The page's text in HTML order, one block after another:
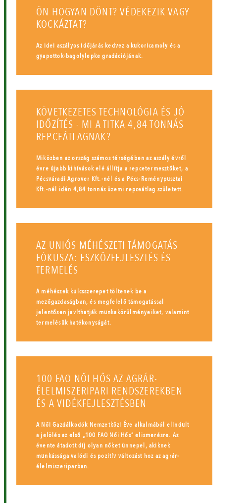
ÖN HOGYAN DÖNT? VÉDEKEZIK VAGY
KOCKÁZTAT?
Az idei aszályos időjárás kedvez a kukoricamoly és a
gyapottok-bagolylepke gradációjának.
KÖVETKEZETES TECHNOLÓGIA ÉS JÓ
IDŐZÍTÉS - MI A TITKA 4,84 TONNÁS
REPCEÁTLAGNAK?
Miközben az ország számos térségében az aszály évről
évre újabb kihívások elé állítja a repcetermesztőket, a
Pécsváradi Agrover Kft.-nél és a Pécs-Reménypusztai
Kft.-nél idén 4,84 tonnás üzemi repceátlag született.
AZ UNIÓS MÉHÉSZETI TÁMOGATÁS
FÓKUSZA: ESZKÖZFEJLESZTÉS ÉS
TERMELÉS
A méhészek kulcsszerepet töltenek be a
mezőgazdaságban, és megfelelő támogatással
jelentősen javíthatják munkakörülményeiket, valamint
termelésük hatékonyságát.
100 FAO NŐI HŐS AZ AGRÁR-
ÉLELMISZERIPARI RENDSZEREKBEN
ÉS A VIDÉKFEJLESZTÉSBEN
A Női Gazdálkodók Nemzetközi Éve alkalmából elindult
a jelölés az első „100 FAO Női Hős” elismerésre. Az
évente átadott díj olyan nőket ünnepel, akiknek
munkássága valódi és pozitív változást hoz az agrár-
élelmiszeriparban.